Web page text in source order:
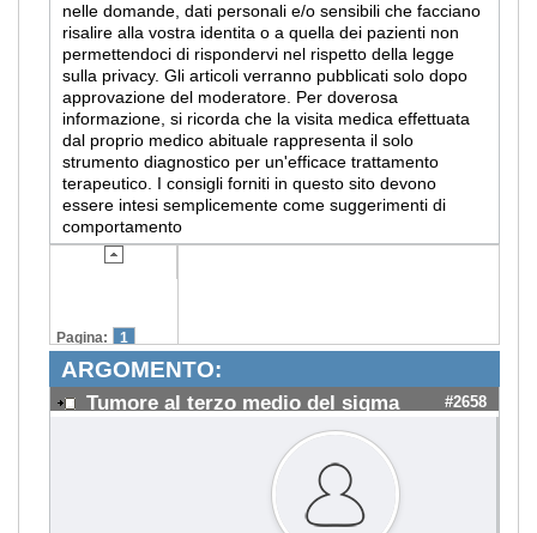
nelle domande, dati personali e/o sensibili che facciano
risalire alla vostra identita o a quella dei pazienti non
permettendoci di rispondervi nel rispetto della legge
sulla privacy. Gli articoli verranno pubblicati solo dopo
approvazione del moderatore. Per doverosa
informazione, si ricorda che la visita medica effettuata
dal proprio medico abituale rappresenta il solo
strumento diagnostico per un'efficace trattamento
terapeutico. I consigli forniti in questo sito devono
essere intesi semplicemente come suggerimenti di
comportamento
Pagina: 1
ARGOMENTO:
Tumore al terzo medio del sigma #2658